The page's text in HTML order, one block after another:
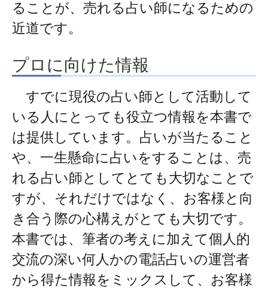
ることが、 売れる占い師になるための
近道です。
プロに向けた情報
すでに現役の占い師として活動して
いる人にとっても役立つ情報を本書で
は提供しています。占いが当たること
や、一生懸命に占いをすることは、売
れる占い師としてとても大切なことで
すが、それだけではなく、 お客様と向
き合う際の心構え がとても大切です。
本書では、筆者の考えに加えて個人的
交流の深い何人かの電話占いの運営者
から得た情報をミックスして、お客様